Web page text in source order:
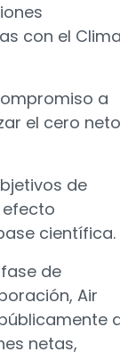
con el
a
el cero neto
de
científica.
de
Air
netas,